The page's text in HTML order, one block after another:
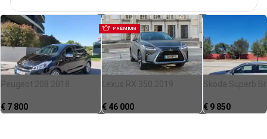
Peugeot 208 2018
€ 7 800
PRÉMIUM
Lexus RX 350 2019
€ 46 000
Skoda Superb
€ 9 850